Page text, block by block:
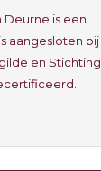
is een
aangesloten bij
en Stichting